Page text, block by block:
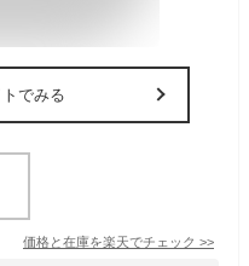
でみる
価格と在庫を楽天でチェック >>